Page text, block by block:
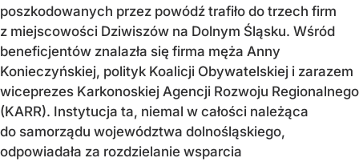
poszkodowanych przez powódź trafiło do trzech firm
z miejscowości Dziwiszów na Dolnym Śląsku. Wśród
beneficjentów znalazła się firma męża Anny
Konieczyńskiej, polityk Koalicji Obywatelskiej i zarazem
wiceprezes Karkonoskiej Agencji Rozwoju Regionalnego
(KARR). Instytucja ta, niemal w całości należąca
do samorządu województwa dolnośląskiego,
odpowiadała za rozdzielanie wsparcia